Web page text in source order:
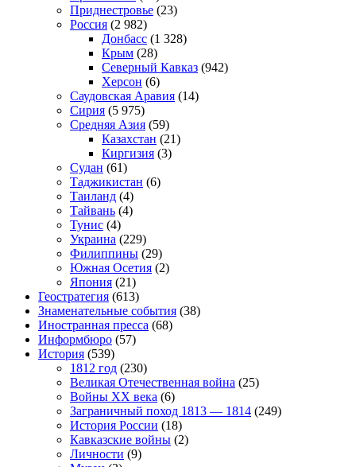
Приднестровье (23)
Россия (2 982)
Донбасс (1 328)
Крым (28)
Северный Кавказ (942)
Херсон (6)
Саудовская Аравия (14)
Сирия (5 975)
Средняя Азия (59)
Казахстан (21)
Киргизия (3)
Судан (61)
Таджикистан (6)
Таиланд (4)
Тайвань (4)
Тунис (4)
Украина (229)
Филиппины (29)
Южная Осетия (2)
Япония (21)
Геостратегия (613)
Знаменательные события (38)
Иностранная пресса (68)
Информбюро (57)
История (539)
1812 год (230)
Великая Отечественная война (25)
Войны XX века (6)
Заграничный поход 1813 — 1814 (249)
История России (18)
Кавказские войны (2)
Личности (9)